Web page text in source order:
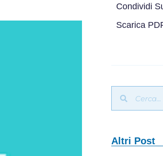
Condividi
Scarica
Altri Post